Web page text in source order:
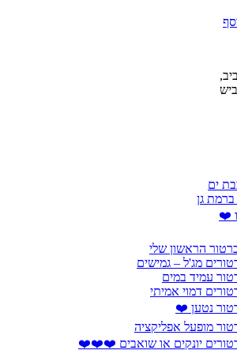
ים
גן
❤️
הראשון שלי
מג'ל – גמישים
עמיד במים
דמוי אמיתי
נטען ❤️
מופעל אפליקציה
יונקים או שואבים ❤️❤️❤️